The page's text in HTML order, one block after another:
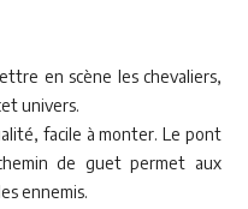
en scène les chevaliers,
univers.
facile à monter. Le pont
de guet permet aux
ennemis.